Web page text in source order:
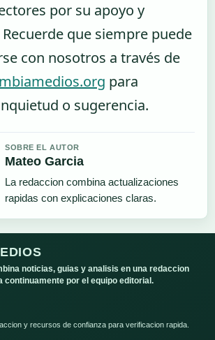
por su apoyo y
que siempre puede
con nosotros a través de
para
o sugerencia.
SOBRE EL AUTOR
Mateo Garcia
La redaccion combina actualizaciones
rapidas con explicaciones claras.
noticias, guias y analisis en una redaccion
continuamente por el equipo editorial.
y recursos de confianza para verificacion rapida.